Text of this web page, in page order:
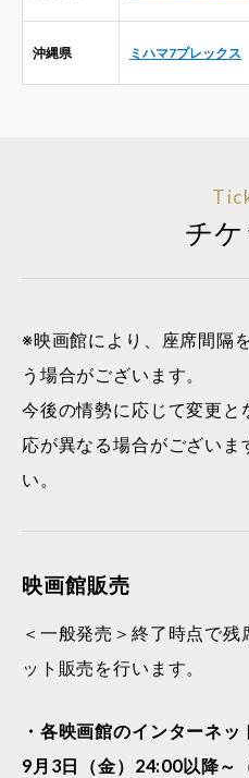
沖縄県 ミハマ7プレックス
チケ
※映画館により、座席間隔
う場合がございます。
今後の情勢に応じて変更
応が異なる場合がございま
い。
映画館販売
＜一般発売＞終了時点で
ット販売を行います。
・各映画館のインターネ
9月3日（金）24:00以降～